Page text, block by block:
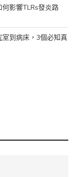
影響TLRs發炎路
到病床，3個必知真